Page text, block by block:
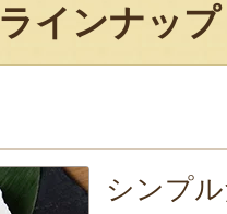
ラインナップ
シンプ